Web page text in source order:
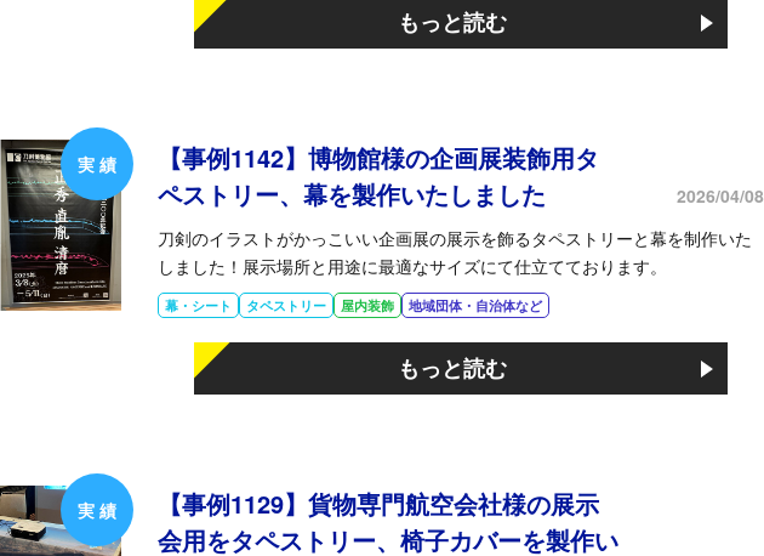
もっと読む
【事例1142】博物館様の企画展装飾用タ
ペストリー、幕を製作いたしました
2026/04/08
刀剣のイラストがかっこいい企画展の展示を飾るタペストリーと幕を制作いた
しました！展示場所と用途に最適なサイズにて仕立てております。
幕・シート タペストリー 屋内装飾 地域団体・自治体など
もっと読む
【事例1129】貨物専門航空会社様の展示
会用をタペストリー、椅子カバーを製作い